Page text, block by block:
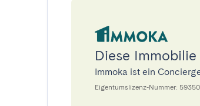
Diese
Immoka ist ein
Eigentumslizenz-Nummer: